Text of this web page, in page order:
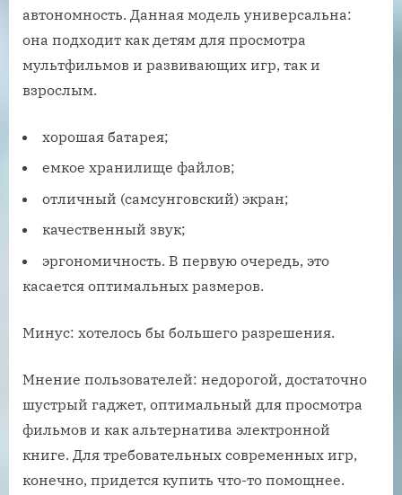
автономность. Данная модель универсальна:
она подходит как детям для просмотра
мультфильмов и развивающих игр, так и
взрослым.
хорошая батарея;
емкое хранилище файлов;
отличный (самсунговский) экран;
качественный звук;
эргономичность. В первую очередь, это
касается оптимальных размеров.
Минус: хотелось бы большего разрешения.
Мнение пользователей: недорогой, достаточно
шустрый гаджет, оптимальный для просмотра
фильмов и как альтернатива электронной
книге. Для требовательных современных игр,
конечно, придется купить что-то помощнее.